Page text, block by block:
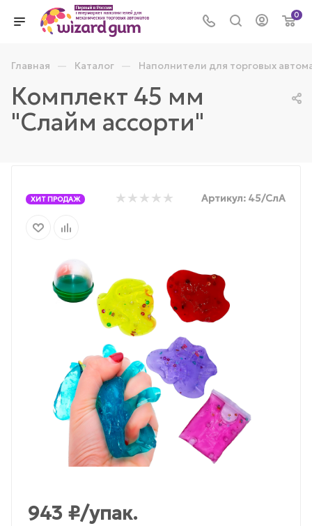
0
Главная — Каталог — Наполнители для торговых
Комплект 45 мм
"Слайм ассорти"
ХИТ ПРОДАЖ Артикул: 45/СлА
943 ₽/упак.